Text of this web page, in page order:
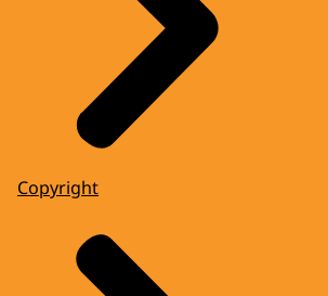
Copyright